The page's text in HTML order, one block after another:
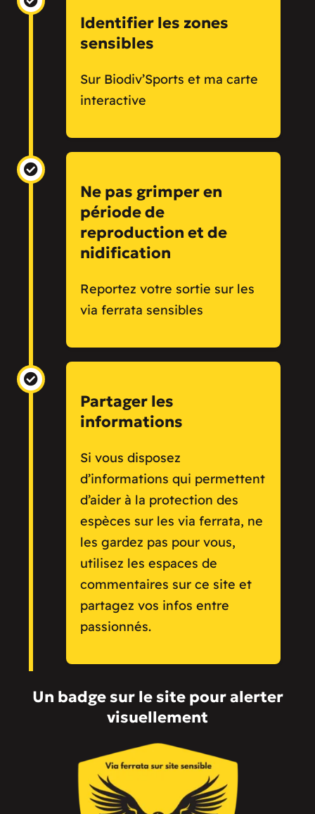
Identifier les zones
sensibles
Sur Biodiv’Sports et ma carte
interactive
Ne pas grimper en
période de
reproduction et de
nidification
Reportez votre sortie sur les
via ferrata sensibles
Partager les
informations
Si vous disposez
d’informations qui permettent
d’aider à la protection des
espèces sur les via ferrata, ne
les gardez pas pour vous,
utilisez les espaces de
commentaires sur ce site et
partagez vos infos entre
passionnés.
Un badge sur le site pour alerter
visuellement